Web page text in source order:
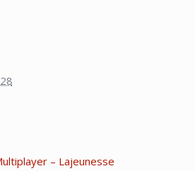
– Lajeunesse